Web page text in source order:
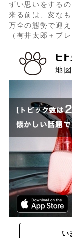
ずい思いをする
来る前は、変な
万全の態勢で迎え
（有井太郎＋プレ
い